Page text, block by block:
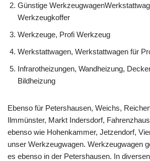
Günstige
Werkzeugkoffer
Werkzeuge, Profi Werkzeug
Werkstattwagen, Werkstattwagen für
Infrarotheizungen, Wandheizung,
Bildheizung
Ebenso für Petershausen, Weichs,
Ilmmünster, Markt Indersdorf,
ebenso wie Hohenkammer, Jetzendorf,
unser Werkzeugwagen. Werkzeugwagen
es ebenso in der Petershausen. In